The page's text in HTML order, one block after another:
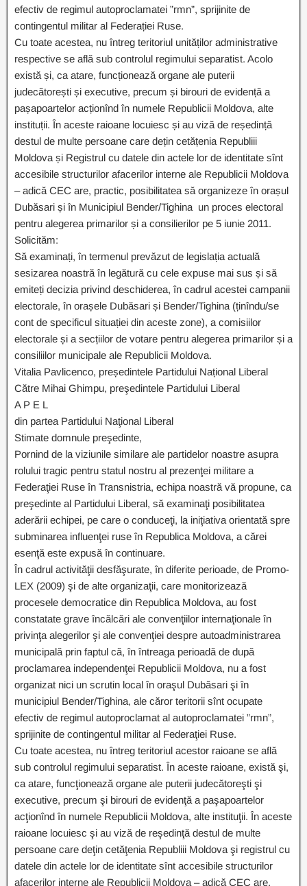
efectiv de regimul autoproclamatei ”rmn”, sprijinite de
contingentul militar al Federației Ruse.
Cu toate acestea, nu întreg teritoriul unităților administrative
respective se află sub controlul regimului separatist. Acolo
există și, ca atare, funcționează organe ale puterii
judecătorești și executive, precum și birouri de evidență a
pașapoartelor acționînd în numele Republicii Moldova, alte
instituții. În aceste raioane locuiesc și au viză de reședință
destul de multe persoane care dețin cetățenia Republiii
Moldova și Registrul cu datele din actele lor de identitate sînt
accesibile structurilor afacerilor interne ale Republicii Moldova
– adică CEC are, practic, posibilitatea să organizeze în orașul
Dubăsari și în Municipiul Bender/Tighina un proces electoral
pentru alegerea primarilor și a consilierilor pe 5 iunie 2011.
Solicităm:
Să examinați, în termenul prevăzut de legislația actuală
sesizarea noastră în legătură cu cele expuse mai sus și să
emiteți decizia privind deschiderea, în cadrul acestei campanii
electorale, în orașele Dubăsari și Bender/Tighina (ținîndu/se
cont de specificul situației din aceste zone), a comisiilor
electorale și a secțiilor de votare pentru alegerea primarilor și a
consiliilor municipale ale Republicii Moldova.
Vitalia Pavlicenco, președintele Partidului Național Liberal
Către Mihai Ghimpu, preşedintele Partidului Liberal
A P E L
din partea Partidului Naţional Liberal
Stimate domnule preşedinte,
Pornind de la viziunile similare ale partidelor noastre asupra
rolului tragic pentru statul nostru al prezenţei militare a
Federaţiei Ruse în Transnistria, echipa noastră vă propune, ca
preşedinte al Partidului Liberal, să examinaţi posibilitatea
aderării echipei, pe care o conduceţi, la iniţiativa orientată spre
subminarea influenţei ruse în Republica Moldova, a cărei
esenţă este expusă în continuare.
În cadrul activităţii desfăşurate, în diferite perioade, de Promo-
LEX (2009) şi de alte organizaţii, care monitorizează
procesele democratice din Republica Moldova, au fost
constatate grave încălcări ale convenţiilor internaţionale în
privinţa alegerilor şi ale convenţiei despre autoadministrarea
municipală prin faptul că, în întreaga perioadă de după
proclamarea independenţei Republicii Moldova, nu a fost
organizat nici un scrutin local în oraşul Dubăsari şi în
municipiul Bender/Tighina, ale căror teritorii sînt ocupate
efectiv de regimul autoproclamat al autoproclamatei ”rmn”,
sprijinite de contingentul militar al Federaţiei Ruse.
Cu toate acestea, nu întreg teritoriul acestor raioane se află
sub controlul regimului separatist. În aceste raioane, există şi,
ca atare, funcţionează organe ale puterii judecătoreşti şi
executive, precum şi birouri de evidenţă a paşapoartelor
acţionînd în numele Republicii Moldova, alte instituţii. În aceste
raioane locuiesc şi au viză de reşedinţă destul de multe
persoane care deţin cetăţenia Republiii Moldova şi registrul cu
datele din actele lor de identitate sînt accesibile structurilor
afacerilor interne ale Republicii Moldova – adică CEC are,